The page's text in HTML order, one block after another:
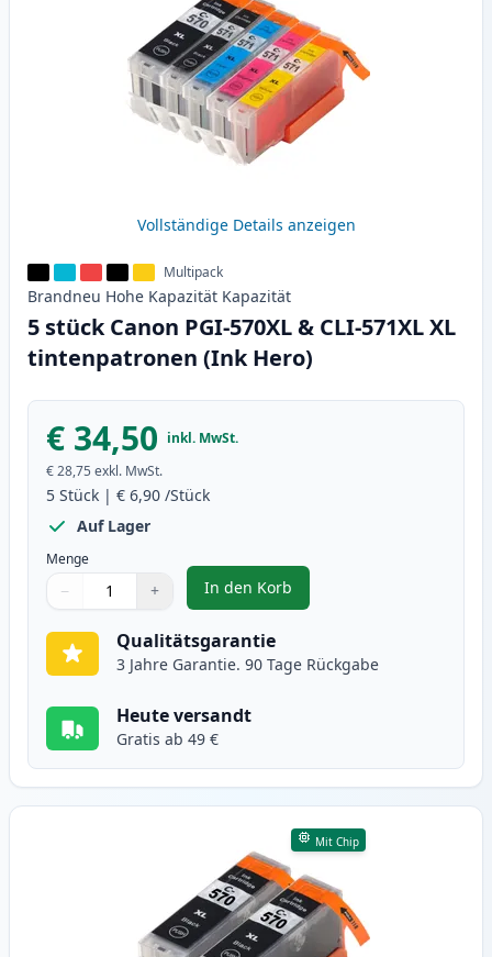
Vollständige Details anzeigen
Multipack
Brandneu Hohe Kapazität Kapazität
5 stück Canon PGI-570XL & CLI-571XL XL
tintenpatronen (Ink Hero)
€ 34,50 inkl. MwSt.
€ 28,75 exkl. MwSt.
5 Stück | € 6,90 /Stück
Auf Lager
Menge
Verwenden Sie die Tasten, um anzupassen
− +
1
In den Korb
, 5 stück Canon PGI-570XL &
Qualitätsgarantie
3 Jahre Garantie. 90 Tage Rückgabe
Heute versandt
Gratis ab 49 €
Mit Chip